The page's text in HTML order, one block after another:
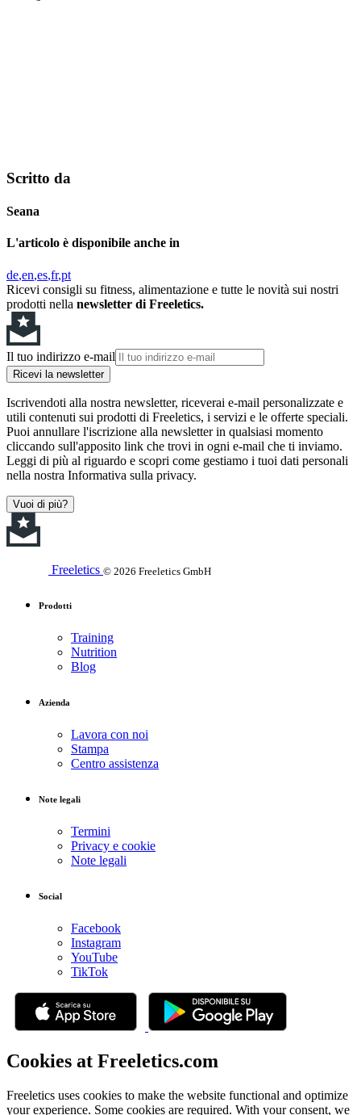
Scritto da
Seana
L'articolo è disponibile anche in
de en es fr pt
Ricevi consigli su fitness, alimentazione e tutte le novità sui nostri
prodotti nella newsletter di Freeletics.
Il tuo indirizzo e-mail
Ricevi la newsletter
Iscrivendoti alla nostra newsletter, riceverai e-mail personalizzate e
utili contenuti sui prodotti di Freeletics, i servizi e le offerte speciali.
Puoi annullare l'iscrizione alla newsletter in qualsiasi momento
cliccando sull'apposito link che trovi in ogni e-mail che ti inviamo.
Leggi di più al riguardo e scopri come gestiamo i tuoi dati personali
nella nostra Informativa sulla privacy.
Vuoi di più?
Freeletics © 2026 Freeletics GmbH
Prodotti
Training
Nutrition
Blog
Azienda
Lavora con noi
Stampa
Centro assistenza
Note legali
Termini
Privacy e cookie
Note legali
Social
Facebook
Instagram
YouTube
TikTok
Cookies at Freeletics.com
Freeletics uses cookies to make the website functional and optimize
your experience. Some cookies are required. With your consent, we